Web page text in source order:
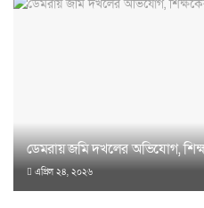
ডেমরায় জমি দখলের অভিযোগ,
এপ্রিল ২৪, ২০২৬